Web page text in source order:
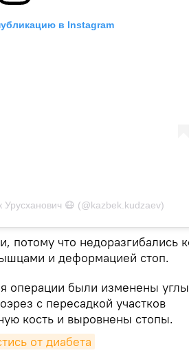
в Instagram
Урусханович 😷 (@kazbek.kudzaev)
потому что недоразгибались
и деформацией стоп.
операции были изменены
с пересадкой участков
кость и выровнены стопы.
от диабета